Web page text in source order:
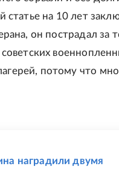
статье на 10 лет
он пострадал за
потому что
наградили двумя